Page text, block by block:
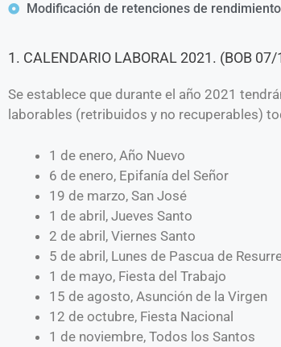
Modificación de retenciones de
1. CALENDARIO LABORAL 2021. (BOB
Se establece que durante el año 2021
laborables (retribuidos y no recuperables)
1 de enero, Año Nuevo
6 de enero, Epifanía del Señor
19 de marzo, San José
1 de abril, Jueves Santo
2 de abril, Viernes Santo
5 de abril, Lunes de Pascua de
1 de mayo, Fiesta del Trabajo
15 de agosto, Asunción de la Virgen
12 de octubre, Fiesta Nacional
1 de noviembre, Todos los Santos